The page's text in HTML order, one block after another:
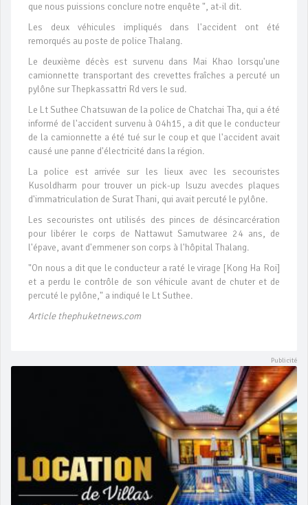
que nous puissions conclure notre enquête ", at-il dit.
Les deux véhicules impliqués dans l'accident ont été
remorqués au poste de police Thalang.
Le deuxième décès est survenu dans Mai Khao lorsqu'une
camionnette transportant des crevettes fraîches a percuté un
pylône sur Thepkassattri Rd vers le sud.
Le Lt Suthee Chatsuwan de la police de Chatchai Tha, qui a été
informé de l'accident survenu à 04h15, a dit que le conducteur
de la camionnette a été tué sur le coup et que l'accident avait
causé une panne d'électricité dans la région.
La police est arrivée sur les lieux avec les secouristes
Kusoldharm pour trouver un pick-up Isuzu avecdes plaques
d'immatriculation de Surat Thani, qui avait percuté le pylône.
Les secouristes ont utilisés des pinces de désincarcération
pour libérer le corps de Nattawut Samutwaree 24 ans, de
l'épave, avant d'emmener son corps à l'hôpital Thalang.
"On nous a dit que le conducteur a raté le virage [Kong Ha Roi]
et a perdu le contrôle de son véhicule avant de chuter et de
percuté le pylône," a indiqué le Lt Suthee.
Article thephuketnews.com